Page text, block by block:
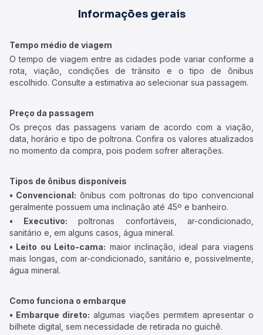
Informações gerais
Tempo médio de viagem
O tempo de viagem entre as cidades pode variar conforme a
rota, viação, condições de trânsito e o tipo de ônibus
escolhido. Consulte a estimativa ao selecionar sua passagem.
Preço da passagem
Os preços das passagens variam de acordo com a viação,
data, horário e tipo de poltrona. Confira os valores atualizados
no momento da compra, pois podem sofrer alterações.
Tipos de ônibus disponíveis
• Convencional: ônibus com poltronas do tipo convencional
geralmente possuem uma inclinação até 45º e banheiro.
• Executivo: poltronas confortáveis, ar-condicionado,
sanitário e, em alguns casos, água mineral.
• Leito ou Leito-cama: maior inclinação, ideal para viagens
mais longas, com ar-condicionado, sanitário e, possivelmente,
água mineral.
Como funciona o embarque
• Embarque direto: algumas viações permitem apresentar o
bilhete digital, sem necessidade de retirada no guichê.